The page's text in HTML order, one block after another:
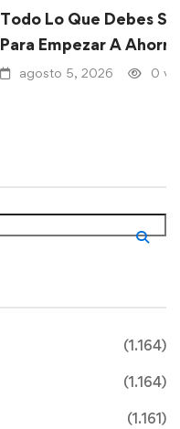
Todo Lo Que Debes
Para Empezar A
agosto 5, 2026 0
(1.164)
(1.164)
(1.161)